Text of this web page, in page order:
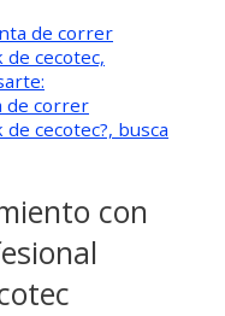
de correr
cecotec,
de correr
cecotec?, busca
con